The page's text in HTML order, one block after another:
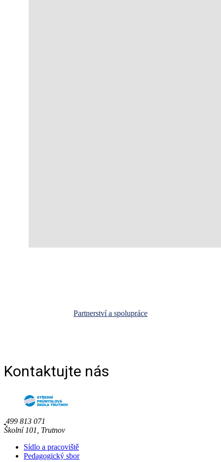
Partnerství a spolupráce
Kontaktujte nás
499 813 071
Školní 101, Trutnov
Sídlo a pracoviště
Pedagogický sbor